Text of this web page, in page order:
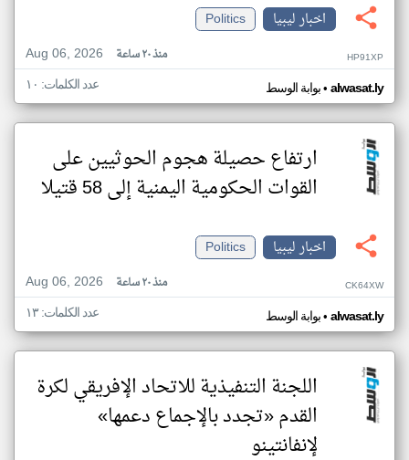
اخبار ليبيا
Politics
Aug 06, 2026
منذ ٢٠ ساعة HP91XP
بوابة الوسط• alwasat.ly عدد الكلمات: ١٠
ارتفاع حصيلة هجوم الحوثيين على
القوات الحكومية اليمنية إلى 58 قتيلا
اخبار ليبيا
Politics
Aug 06, 2026
منذ ٢٠ ساعة CK64XW
بوابة الوسط• alwasat.ly عدد الكلمات: ١٣
اللجنة التنفيذية للاتحاد الإفريقي لكرة
القدم «تجدد بالإجماع دعمها»
لإنفانتينو